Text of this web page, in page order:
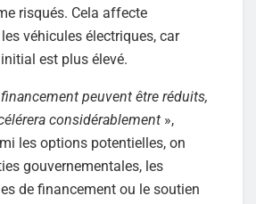
risqués. Cela affecte
véhicules électriques, car
est plus élevé.
peuvent être réduits,
considérablement »,
les options potentielles, on
gouvernementales, les
de financement ou le soutien